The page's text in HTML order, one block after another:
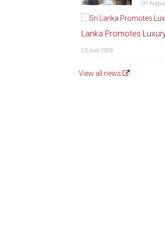
07
Lanka Promotes
23 July 2026
View all news